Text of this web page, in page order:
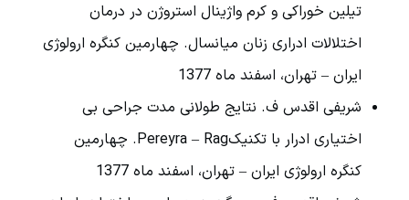
تیلین خوراکی و کرم واژینال استروژن در درمان
اختلالات ادراری زنان میانسال. چهارمین کنگره ارولوژی
ایران – تهران، اسفند ماه 1377
شریفی اقدس ف. نتایج طولانی مدت جراحی بی
اختیاری ادرار با تکنیکPereyra – Rag. چهارمین
کنگره ارولوژی ایران – تهران، اسفند ماه 1377